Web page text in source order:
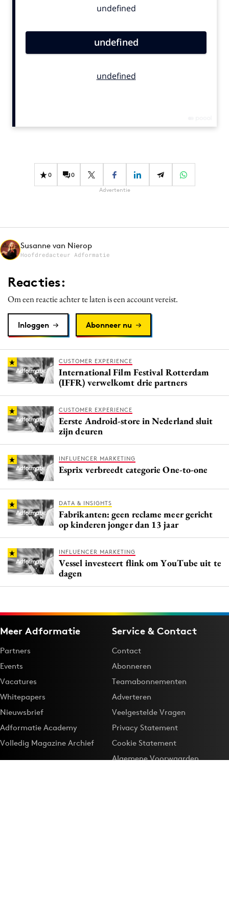
Contentmarketing
Effectiviteit
Gedragsverandering
Martech
Media
Merkstrategie
Programmatic
Purpose Marketing
Reputatie & crisis
0 0
Advertentie
Susanne van Nierop
Hoofdredacteur Adformatie
Reacties:
Om een reactie achter te laten is een account vereist.
Inloggen Abonneer nu
CUSTOMER EXPERIENCE
International Film Festival Rotterdam
(IFFR) verwelkomt drie partners
CUSTOMER EXPERIENCE
Eerste Android-store in Nederland sluit
zijn deuren
INFLUENCER MARKETING
Esprix verbreedt categorie One-to-one
DATA & INSIGHTS
Fabrikanten: geen reclame meer gericht
op kinderen jonger dan 13 jaar
INFLUENCER MARKETING
Vessel investeert flink om YouTube uit te
dagen
Meer Adformatie
Partners
Events
Vacatures
Whitepapers
Nieuwsbrief
Adformatie Academy
Volledig Magazine Archief
Service & Contact
Contact
Abonneren
Teamabonnementen
Adverteren
Veelgestelde Vragen
Privacy Statement
Cookie Statement
Algemene Voorwaarden